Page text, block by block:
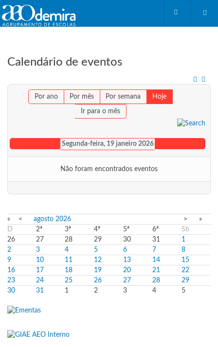
Calendário de eventos
Por ano Por mês Por semana Hoje
Ir para o mês
Segunda-feira, 19 janeiro 2026
Não foram encontrados eventos
« < agosto 2026 >
»
D
2ª 3ª 4ª 5ª 6ª
Sb
26
27 28 29 30 31
1
2
3 4 5 6 7
8
9
10 11 12 13 14
15
16
17 18 19 20 21
22
23
24 25 26 27 28
29
30
31 1 2 3 4 5